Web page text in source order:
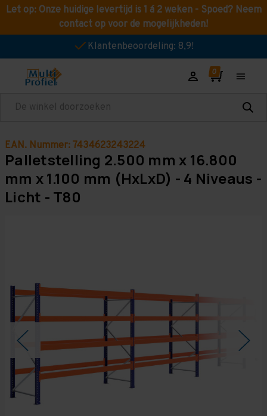
Let op: Onze huidige levertijd is 1 á 2 weken - Spoed? Neem
contact op voor de mogelijkheden!
Klantenbeoordeling: 8,9!
Zoeken
EAN. Nummer: 7434623243224
Palletstelling 2.500 mm x 16.800
mm x 1.100 mm (HxLxD) - 4 Niveaus -
Licht - T80